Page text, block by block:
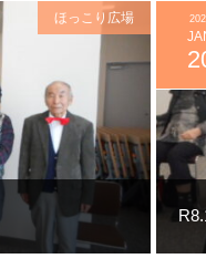
ほっこり広場